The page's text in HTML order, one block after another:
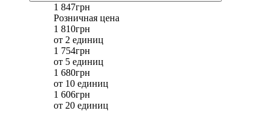
1 847грн
Розничная цена
1 810грн
от 2 единиц
1 754грн
от 5 единиц
1 680грн
от 10 единиц
1 606грн
от 20 единиц